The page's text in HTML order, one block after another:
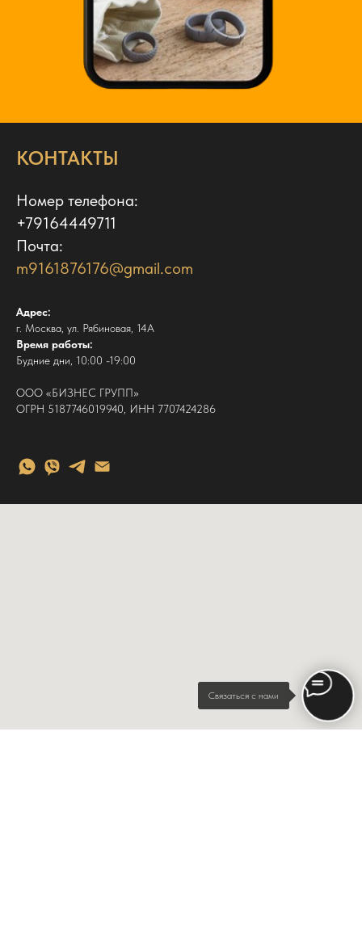
КОНТАКТЫ
Номер телефона:
+79164449711
Почта:
m9161876176@gmail.com
Адрес:
г. Москва, ул. Рябиновая, 14А
Время работы:
Будние дни, 10:00 -19:00
ООО «БИЗНЕС ГРУПП»
ОГРН 5187746019940, ИНН 7707424286
Связаться с нами